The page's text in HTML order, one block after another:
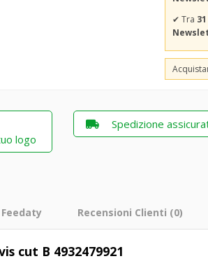
✔ Tra
logo
Spedizione
Recensioni Clienti (0)
cut B 4932479921